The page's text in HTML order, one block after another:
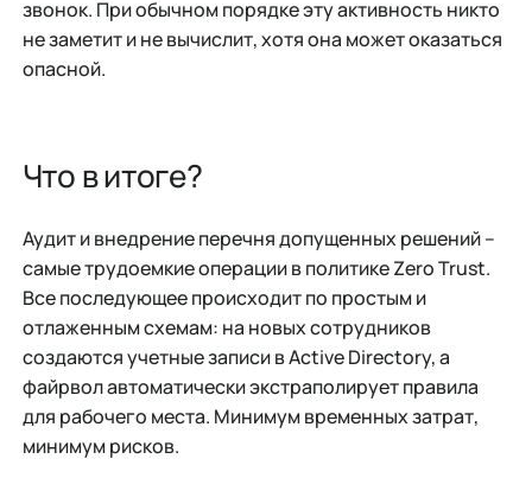
звонок. При обычном порядке эту активность никто
не заметит и не вычислит, хотя она может оказаться
опасной.
Что в итоге?
Аудит и внедрение перечня допущенных решений –
самые трудоемкие операции в политике Zero Trust.
Все последующее происходит по простым и
отлаженным схемам: на новых сотрудников
создаются учетные записи в Active Directory, а
файрвол автоматически экстраполирует правила
для рабочего места. Минимум временных затрат,
минимум рисков.